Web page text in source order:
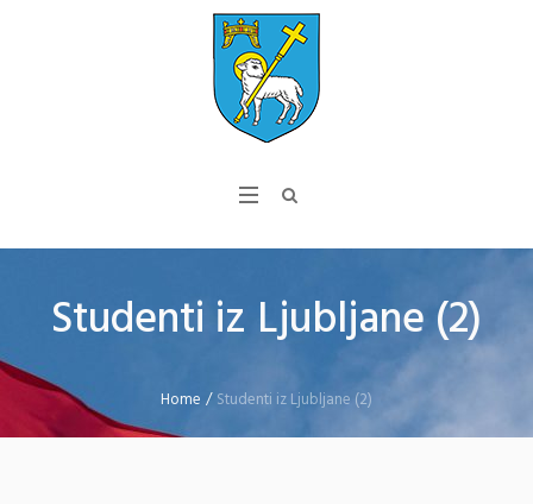
Studenti iz Ljubljane (2)
Home /Studenti iz Ljubljane (2)